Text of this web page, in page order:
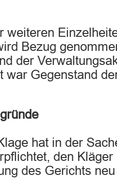
weiteren
Bezug
der
war Gegenstand
hat in der
den
des Gerichts